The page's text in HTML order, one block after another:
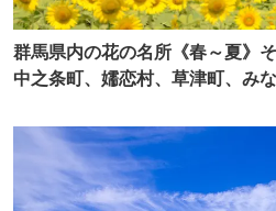
群馬県内の花の名所《春～夏》
中之条町、嬬恋村、草津町、み